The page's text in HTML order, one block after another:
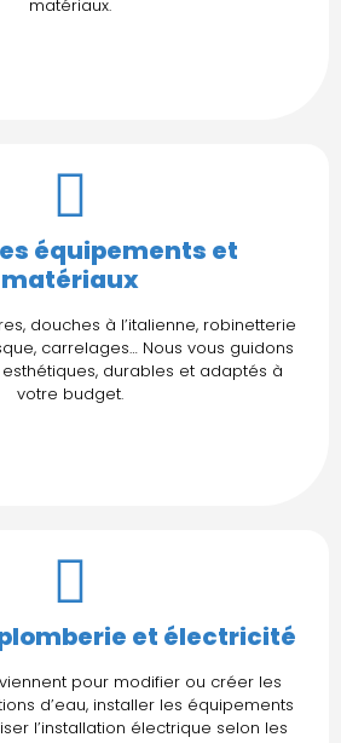
matériaux.
équipements et
matériaux
douches à l’italienne, robinetterie
carrelages… Nous vous guidons
durables et adaptés à
votre budget.
et électricité
pour modifier ou créer les
d’eau, installer les équipements
l’installation électrique selon les